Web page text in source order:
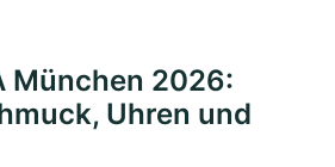
München 2026:
Uhren und